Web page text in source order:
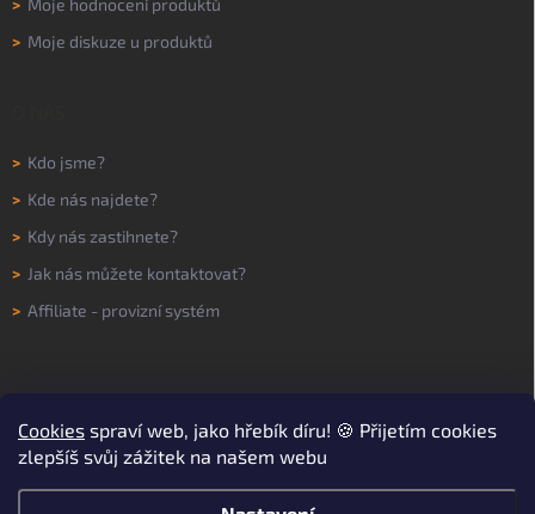
Cookies spraví web, jako hřebík díru! 🍪 Přijetím cookies
zlepšíš svůj zážitek na našem webu
> Moje hodnocení produktů
> Moje diskuze u produktů
> Kdo jsme?
> Kde nás najdete?
> Kdy nás zastihnete?
> Jak nás můžete kontaktovat?
> Affiliate - provizní systém